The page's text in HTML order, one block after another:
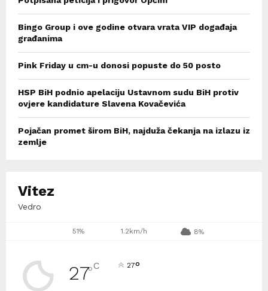
Bingo Group i ove godine otvara vrata VIP događaja
građanima
Pink Friday u cm-u donosi popuste do 50 posto
HSP BiH podnio apelaciju Ustavnom sudu BiH protiv
ovjere kandidature Slavena Kovačevića
Pojačan promet širom BiH, najduža čekanja na izlazu iz
zemlje
Vitez
Vedro
51% 1.2km/h 8%
27°C 27°